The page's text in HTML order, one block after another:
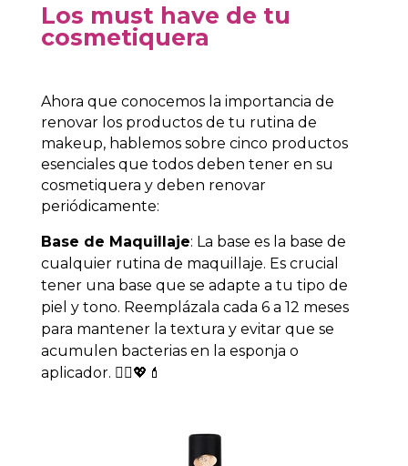
Los must have de tu
cosmetiquera
Ahora que conocemos la importancia de
renovar los productos de tu rutina de
makeup, hablemos sobre cinco productos
esenciales que todos deben tener en su
cosmetiquera y deben renovar
periódicamente:
Base de Maquillaje: La base es la base de
cualquier rutina de maquillaje. Es crucial
tener una base que se adapte a tu tipo de
piel y tono. Reemplázala cada 6 a 12 meses
para mantener la textura y evitar que se
acumulen bacterias en la esponja o
aplicador. 💁‍♀️💖💄